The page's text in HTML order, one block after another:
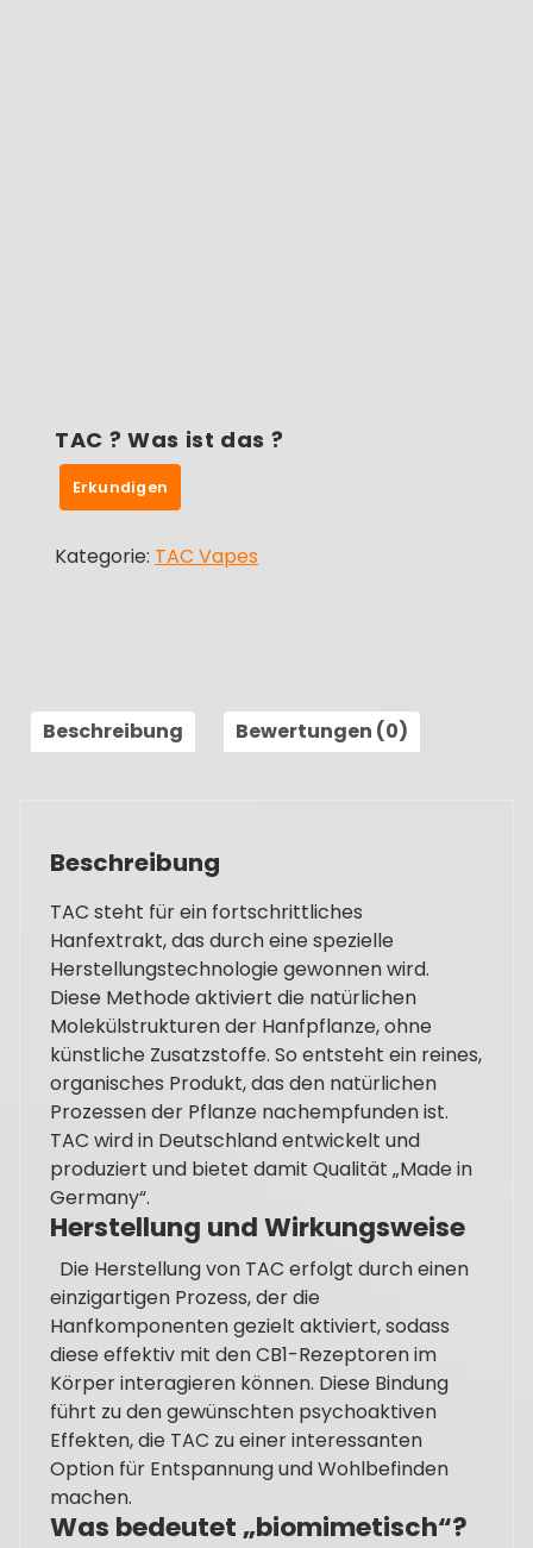
TAC ? Was ist das ?
Erkundigen
Kategorie: TAC Vapes
Beschreibung Bewertungen (0)
Beschreibung
TAC steht für ein fortschrittliches
Hanfextrakt, das durch eine spezielle
Herstellungstechnologie gewonnen wird.
Diese Methode aktiviert die natürlichen
Molekülstrukturen der Hanfpflanze, ohne
künstliche Zusatzstoffe. So entsteht ein reines,
organisches Produkt, das den natürlichen
Prozessen der Pflanze nachempfunden ist.
TAC wird in Deutschland entwickelt und
produziert und bietet damit Qualität „Made in
Germany“.
Herstellung und Wirkungsweise
Die Herstellung von TAC erfolgt durch einen
einzigartigen Prozess, der die
Hanfkomponenten gezielt aktiviert, sodass
diese effektiv mit den CB1-Rezeptoren im
Körper interagieren können. Diese Bindung
führt zu den gewünschten psychoaktiven
Effekten, die TAC zu einer interessanten
Option für Entspannung und Wohlbefinden
machen.
Was bedeutet „biomimetisch“?